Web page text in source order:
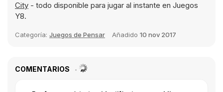
City - todo disponible para jugar al instante en Juegos
Y8.
Categoría: Juegos de Pensar Añadido 10 nov 2017
COMENTARIOS